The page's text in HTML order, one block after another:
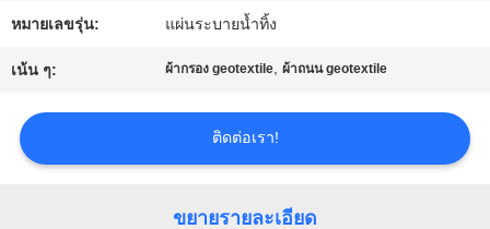
ติดต่อ
เรา
หมายเลขรุ่น: แผ่นระบายน้ำทิ้ง
เน้น ๆ: ผ้ากรอง geotextile,ผ้าถนน geotextile
ติดต่อเรา!
ขยายรายละเอียด